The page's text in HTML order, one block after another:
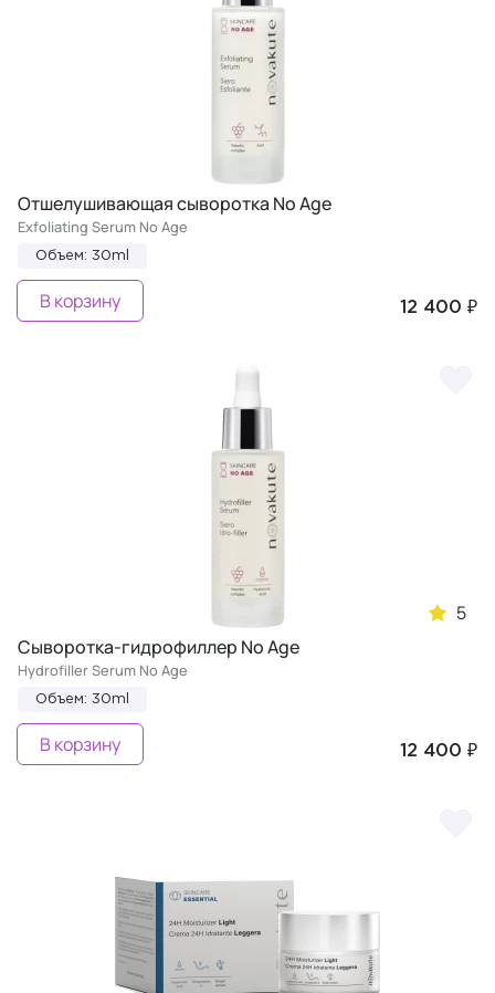
Отшелушивающая сыворотка No Age
Exfoliating Serum No Age
Объем: 30ml
12 400 ₽
В корзину
5
Сыворотка-гидрофиллер No Age
Hydrofiller Serum No Age
Объем: 30ml
12 400 ₽
В корзину